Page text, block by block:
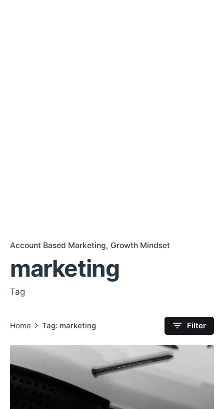
Account Based Marketing Growth Mindset
marketing
Tag
Home Tag: marketing Filter